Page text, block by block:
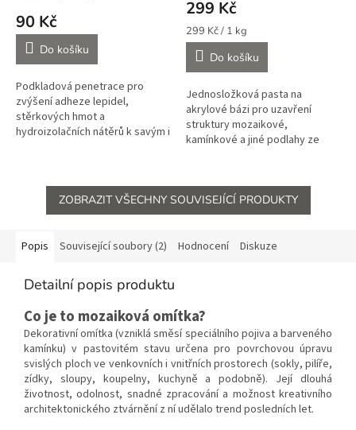
90 Kč
Do košíku
Podkladová penetrace pro
zvýšení adheze lepidel,
stěrkových hmot a
hydroizolačních nátěrů k savým i
produktu
je
5,0
5
hvězdiček.
299 Kč
Měrná
cena:
299 Kč / 1 kg
Do košíku
Jednosložková pasta na
akrylové bázi pro uzavření
struktury mozaikové,
kamínkové a jiné podlahy ze
omítek v...
ZOBRAZIT VŠECHNY SOUVISEJÍCÍ PRODUKTY
Popis Související soubory (2) Hodnocení Diskuze
Detailní popis produktu
Co je to mozaiková omítka?
Dekorativní omítka (vzniklá směsí speciálního pojiva a barveného
kamínku) v pastovitém stavu určena pro povrchovou úpravu
svislých ploch ve venkovních i vnitřních prostorech (sokly, pilíře,
zídky, sloupy, koupelny, kuchyně a podobně). Její dlouhá
životnost, odolnost, snadné zpracování a možnost kreativního
architektonického ztvárnění z ní udělalo trend posledních let.